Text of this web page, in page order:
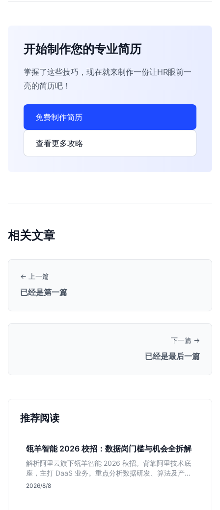
开始制作您的专业简历
掌握了这些技巧，现在就来制作一份让HR眼前一
亮的简历吧！
免费制作简历
查看更多攻略
相关文章
← 上一篇
已经是第一篇
下一篇 →
已经是最后一篇
推荐阅读
瓴羊智能 2026 校招：数据岗门槛与机会全拆解
解析阿里云旗下瓴羊智能 2026 秋招。背靠阿里技术底
座，主打 DaaS 业务。重点分析数据研发、算法及产品
岗的硬性要求，评估 B 端数据路线的成长曲线与抗压挑
2026/8/8